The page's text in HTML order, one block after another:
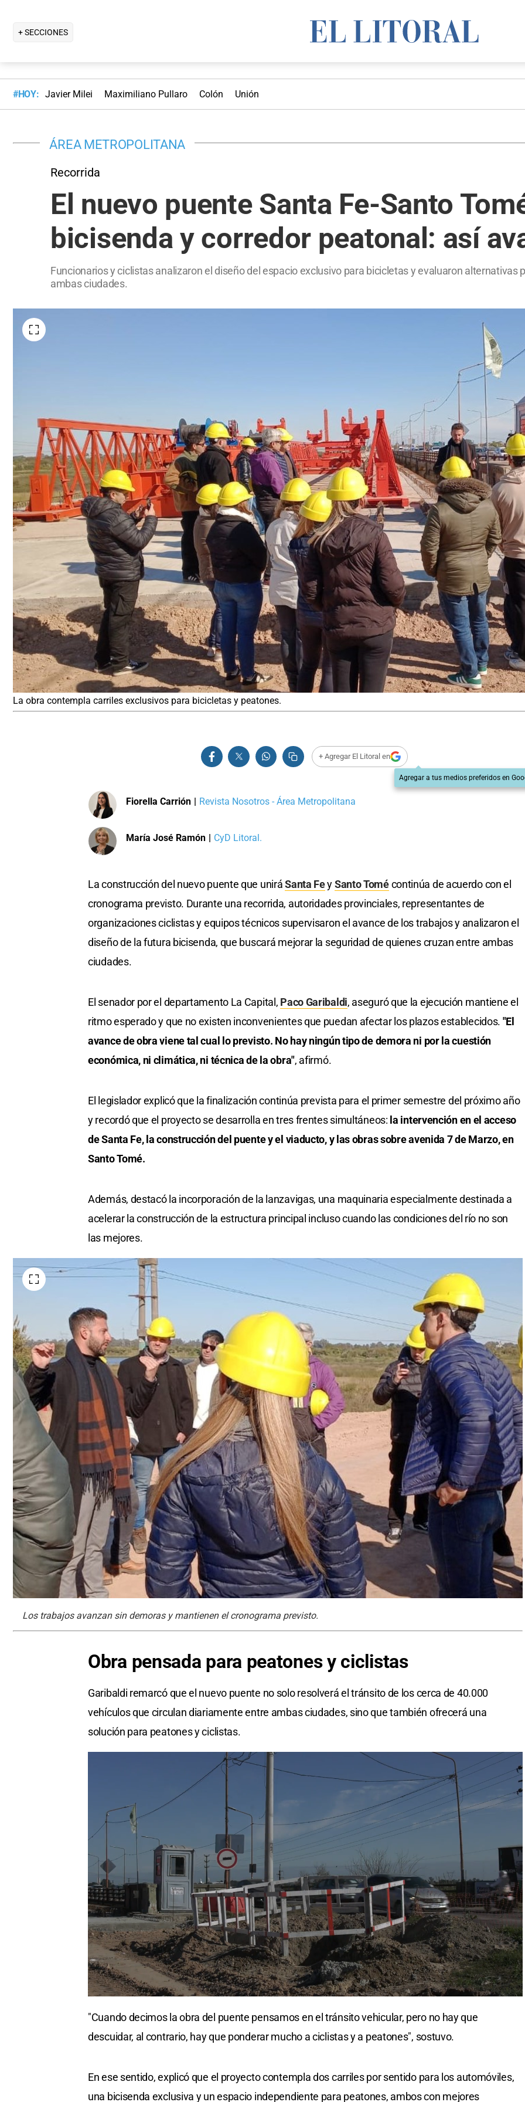
+ SECCIONES
#HOY: Javier Milei Maximiliano Pullaro Colón Unión
ÁREA METROPOLITANA
Recorrida
El nuevo puente Santa Fe-Santo
bicisenda y corredor peatonal: así
Funcionarios y ciclistas analizaron el diseño del espacio exclusivo para bicicletas y evaluaron alternativas
ambas ciudades.
La obra contempla carriles exclusivos para bicicletas y peatones.
+ Agregar El Litoral en
Agregar a tus medios preferidos en
Fiorella Carrión | Revista Nosotros - Área Metropolitana
María José Ramón | CyD Litoral.
La construcción del nuevo puente que uniráSanta FeySanto Tomécontinúa de acuerdo con el
cronograma previsto. Durante una recorrida, autoridades provinciales, representantes de
organizaciones ciclistas y equipos técnicos supervisaron el avance de los trabajos y analizaron el
diseño de la futura bicisenda, que buscará mejorar la seguridad de quienes cruzan entre ambas
ciudades.
El senador por el departamento La Capital, Paco Garibaldi, aseguró que la ejecución mantiene el
ritmo esperado y que no existen inconvenientes que puedan afectar los plazos establecidos. "El
avance de obra viene tal cual lo previsto. No hay ningún tipo de demora ni por la cuestión
económica, ni climática, ni técnica de la obra", afirmó.
El legislador explicó que la finalización continúa prevista para el primer semestre del próximo año
y recordó que el proyecto se desarrolla en tres frentes simultáneos: la intervención en el acceso
de Santa Fe, la construcción del puente y el viaducto, y las obras sobre avenida 7 de Marzo, en
Santo Tomé.
Además, destacó la incorporación de la lanzavigas, una maquinaria especialmente destinada a
acelerar la construcción de la estructura principal incluso cuando las condiciones del río no son
las mejores.
Los trabajos avanzan sin demoras y mantienen el cronograma previsto.
Obra pensada para peatones y ciclistas
Garibaldi remarcó que el nuevo puente no solo resolverá el tránsito de los cerca de 40.000
vehículos que circulan diariamente entre ambas ciudades, sino que también ofrecerá una
solución para peatones y ciclistas.
"Cuando decimos la obra del puente pensamos en el tránsito vehicular, pero no hay que
descuidar, al contrario, hay que ponderar mucho a ciclistas y a peatones", sostuvo.
En ese sentido, explicó que el proyecto contempla dos carriles por sentido para los automóviles,
una bicisenda exclusiva y un espacio independiente para peatones, ambos con mejores